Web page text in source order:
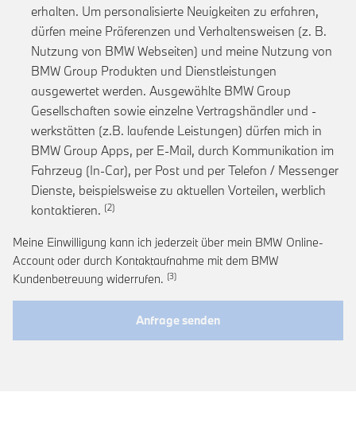
erhalten. Um personalisierte Neuigkeiten zu erfahren,
dürfen meine Präferenzen und Verhaltensweisen (z. B.
Nutzung von BMW Webseiten) und meine Nutzung von
BMW Group Produkten und Dienstleistungen
ausgewertet werden. Ausgewählte BMW Group
Gesellschaften sowie einzelne Vertragshändler und -
werkstätten (z.B. laufende Leistungen) dürfen mich in
BMW Group Apps, per E-Mail, durch Kommunikation im
Fahrzeug (In-Car), per Post und per Telefon / Messenger
Dienste, beispielsweise zu aktuellen Vorteilen, werblich
kontaktieren. Link zur Fußnote: Einwilligung zur
Meine Einwilligung kann ich jederzeit über mein BMW Online-
Account oder durch Kontaktaufnahme mit dem BMW
Kundenbetreuung widerrufen. Link zur Fußnote: Widerruf der
Anfrage senden